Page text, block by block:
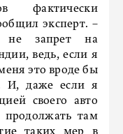
фактически
эксперт. –
не запрет на
ведь, если я
это вроде бы
И, даже если я
своего авто
продолжать там